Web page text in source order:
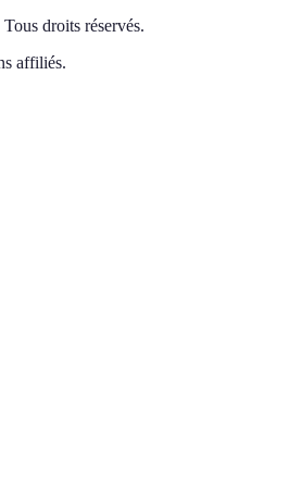
Tous droits réservés.
affiliés.